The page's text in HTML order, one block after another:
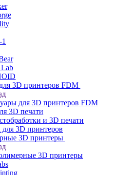
3D принтеров FDM
для 3D принтеров FDM
3D печати
и 3D печати
для 3D принтеров
3D принтеры
3D принтеры